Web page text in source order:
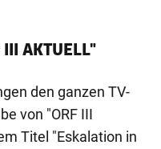
AKTUELL"
den ganzen TV-
von "ORF III
Titel "Eskalation in